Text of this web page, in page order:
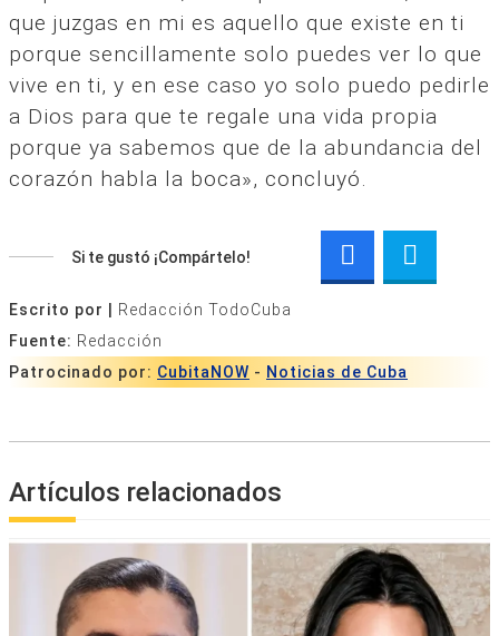
que juzgas en mi es aquello que existe en ti
porque sencillamente solo puedes ver lo que
vive en ti, y en ese caso yo solo puedo pedirle
a Dios para que te regale una vida propia
porque ya sabemos que de la abundancia del
corazón habla la boca», concluyó.
Si te gustó ¡Compártelo!
Escrito por |
Redacción TodoCuba
Fuente: Redacción
Patrocinado por: CubitaNOW - Noticias de Cuba
Artículos relacionados